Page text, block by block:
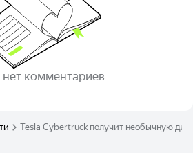
комментариев
Tesla Cybertruck получит необычную